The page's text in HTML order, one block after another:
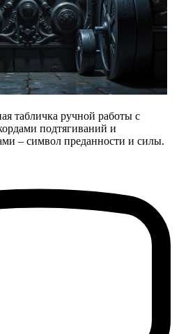
табличка ручной работы с
подтягиваний и
– символ преданности и силы.